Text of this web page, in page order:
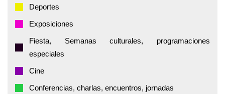
Deportes
Exposiciones
Fiesta, Semanas culturales, programaciones
especiales
Cine
Conferencias, charlas, encuentros, jornadas